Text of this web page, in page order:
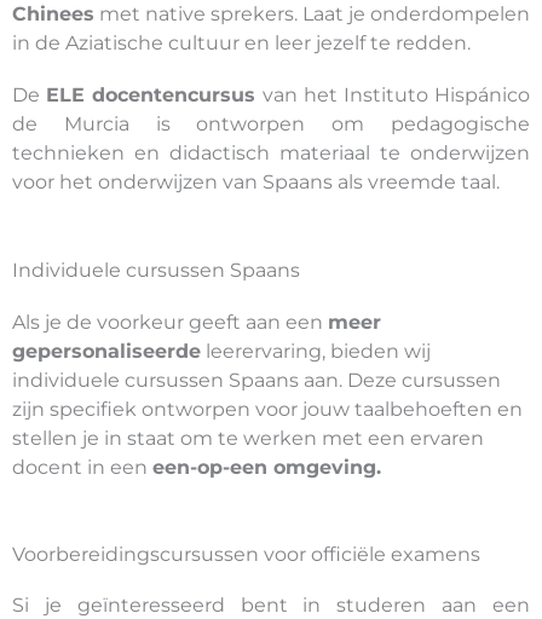
Chinees met native sprekers. Laat je onderdompelen
in de Aziatische cultuur en leer jezelf te redden.
De ELE docentencursus van het Instituto Hispánico
de Murcia is ontworpen om pedagogische
technieken en didactisch materiaal te onderwijzen
voor het onderwijzen van Spaans als vreemde taal.
Individuele cursussen Spaans
Als je de voorkeur geeft aan een meer
gepersonaliseerde leerervaring, bieden wij
individuele cursussen Spaans aan. Deze cursussen
zijn specifiek ontworpen voor jouw taalbehoeften en
stellen je in staat om te werken met een ervaren
docent in een een-op-een omgeving.
Voorbereidingscursussen voor officiële examens
Si je geïnteresseerd bent in studeren aan een